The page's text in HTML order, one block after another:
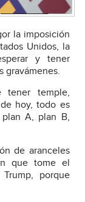
la imposición
Unidos, la
y tener
gravámenes.
tener temple,
hoy, todo es
A, plan B,
de aranceles
que tome el
porque